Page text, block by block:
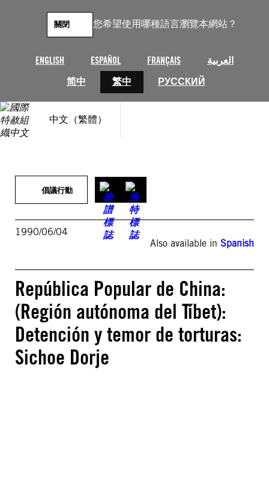
您希望使用哪種語言瀏覽本網站？
ENGLISH ESPAÑOL FRANÇAIS
العربية
简中
繁中 РУССКИЙ
關閉
中文（繁體）
倡議行動
1990/06/04
Also available in Spanish
República Popular de China:
(Región autónoma del Tíbet):
Detención y temor de torturas:
Sichoe Dorje